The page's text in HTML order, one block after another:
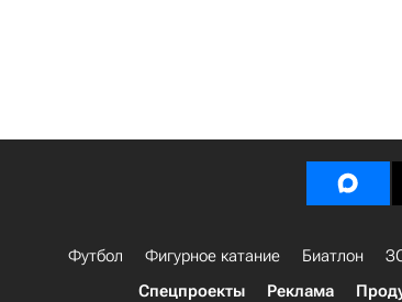
Футбол Фигурное катание Биатлон
Спецпроекты
Реклама